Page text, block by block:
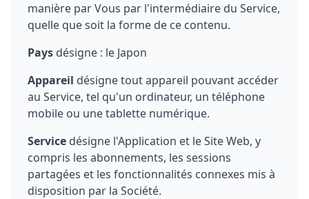
manière par Vous par l'intermédiaire du Service,
quelle que soit la forme de ce contenu.
Pays désigne : le Japon
Appareil désigne tout appareil pouvant accéder
au Service, tel qu'un ordinateur, un téléphone
mobile ou une tablette numérique.
Service désigne l'Application et le Site Web, y
compris les abonnements, les sessions
partagées et les fonctionnalités connexes mis à
disposition par la Société.